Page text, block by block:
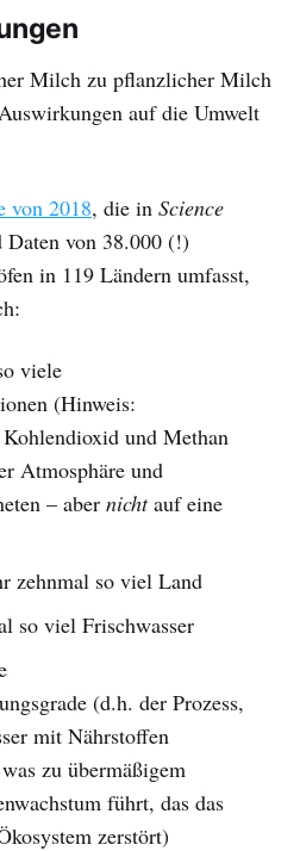
Milch zu pflanzlicher Milch
auf die Umwelt
von 2018, die in Science
von 38.000 (!)
in 119 Ländern umfasst,
viele
(Hinweis:
und Methan
Atmosphäre und
– aber nichtauf eine
zehnmal so viel Land
so viel Frischwasser
(d.h. der Prozess,
mit Nährstoffen
zu übermäßigem
führt, das das
zerstört)